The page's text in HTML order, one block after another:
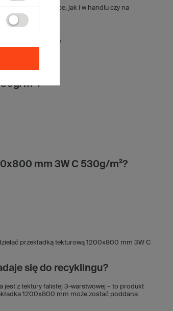
w logistyce, jak i w handlu czy na
od podłoża palety,
m²?
mm 3W C 530g/m²?
przekładką tekturową 1200x800 mm 3W C
się do recyklingu?
jest z tektury falistej 3-warstwowej – to produkt
1200x800 mm może zostać poddana